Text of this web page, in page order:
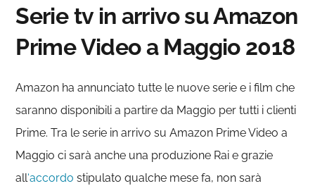
Serie tv in arrivo su Amazon
Prime Video a Maggio 2018
Amazon ha annunciato tutte le nuove serie e i film che
saranno disponibili a partire da Maggio per tutti i clienti
Prime. Tra le serie in arrivo su Amazon Prime Video a
Maggio ci sarà anche una produzione Rai e grazie
all‘accordo stipulato qualche mese fa, non sarà